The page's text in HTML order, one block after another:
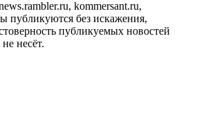
kommersant.ru,
публикуются без искажения,
публикуемых новостей
несёт.